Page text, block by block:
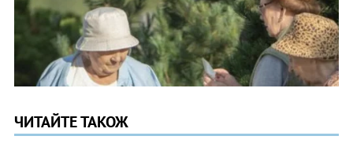
ЧИТАЙТЕ ТАКОЖ